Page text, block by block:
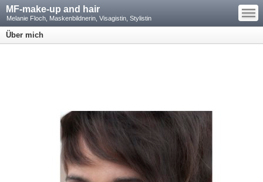
MF-make-up and hair
Melanie Floch, Maskenbildnerin, Visagistin, Stylistin
—
—
—
Über mich